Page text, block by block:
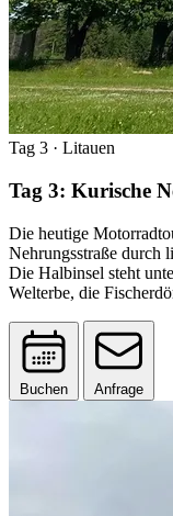
Tag 3 · Litauen
Tag 3: Kurische
Die heutige
Nehrungsstraße durch
Die Halbinsel steht
Welterbe, die
Buchen Anfrage